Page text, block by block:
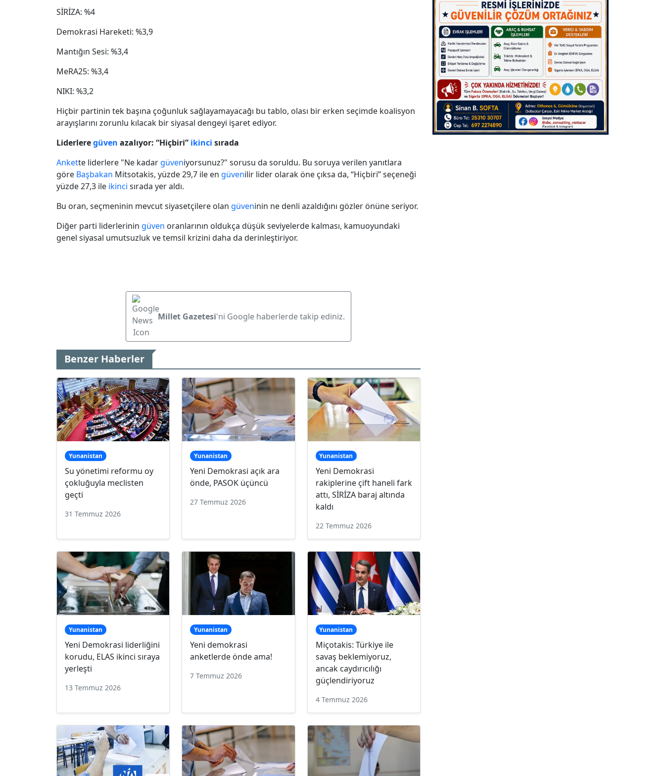
SİRİZA: %4
Demokrasi Hareketi: %3,9
Mantığın Sesi: %3,4
MeRA25: %3,4
NIKI: %3,2
Hiçbir partinin tek başına çoğunluk sağlayamayacağı bu tablo, olası bir erken seçimde koalisyon
arayışlarını zorunlu kılacak bir siyasal dengeyi işaret ediyor.
Liderleregüven azalıyor: “Hiçbiri” ikinci sırada
Ankette liderlere "Ne kadar güveniyorsunuz?" sorusu da soruldu. Bu soruya verilen yanıtlara
göre Başbakan Mitsotakis, yüzde 29,7 ile en güvenilir lider olarak öne çıksa da, “Hiçbiri” seçeneği
yüzde 27,3 ile ikinci sırada yer aldı.
Bu oran, seçmeninin mevcut siyasetçilere olan güveninin ne denli azaldığını gözler önüne seriyor.
Diğer parti liderlerinin güven oranlarının oldukça düşük seviyelerde kalması, kamuoyundaki
genel siyasal umutsuzluk ve temsil krizini daha da derinleştiriyor.
Millet Gazetesi'ni Google haberlerde takip ediniz.
Benzer Haberler
Yunanistan
Su yönetimi reformu oy
çokluğuyla meclisten
geçti
31 Temmuz 2026
Yunanistan
Yeni Demokrasi açık ara
önde, PASOK üçüncü
27 Temmuz 2026
Yunanistan
Yeni Demokrasi
rakiplerine çift haneli fark
attı, SİRİZA baraj altında
kaldı
22 Temmuz 2026
Yunanistan
Yeni Demokrasi liderliğini
korudu, ELAS ikinci sıraya
yerleşti
13 Temmuz 2026
Yunanistan
Yeni demokrasi
anketlerde önde ama!
7 Temmuz 2026
Yunanistan
Miçotakis: Türkiye ile
savaş beklemiyoruz,
ancak caydırıcılığı
güçlendiriyoruz
4 Temmuz 2026